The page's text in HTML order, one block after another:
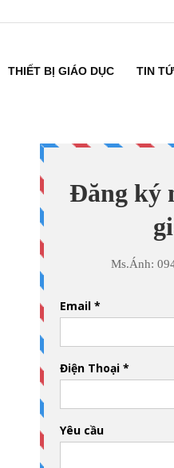
THIẾT BỊ GIÁO DỤC TIN